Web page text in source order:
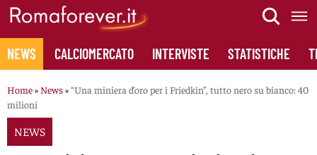
Skip
content
NEWS CALCIOMERCATO INTERVISTE STATISTICHE
Home» News»“Una miniera d’oro per i Friedkin”, tutto nero su bianco: 40
milioni
NEWS